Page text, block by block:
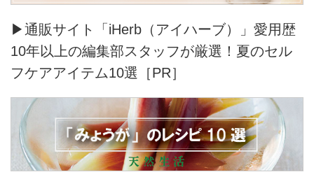
▶通販サイト「iHerb（アイハーブ）」愛用歴
10年以上の編集部スタッフが厳選！夏のセル
フケアアイテム10選［PR］